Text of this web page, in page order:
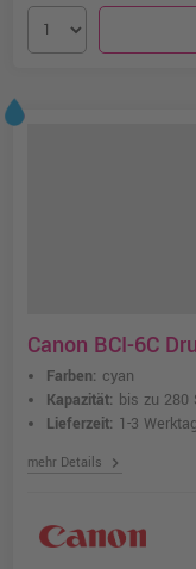
Canon BCI-6C
Farben: cyan
Kapazität: bis zu 280
Lieferzeit: 1-3
mehr Details chevron_right